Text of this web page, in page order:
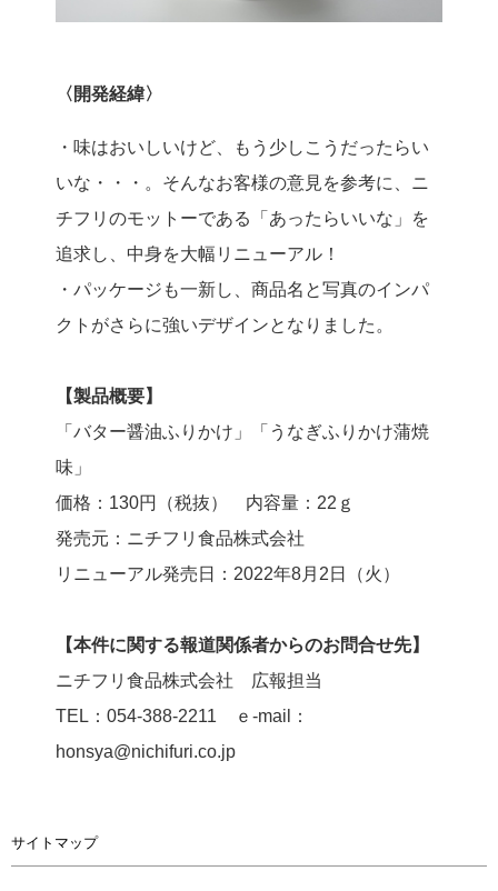
〈開発経緯〉
・味はおいしいけど、もう少しこうだったらい
いな・・・。そんなお客様の意見を参考に、ニ
チフリのモットーである「あったらいいな」を
追求し、中身を大幅リニューアル！
・パッケージも一新し、商品名と写真のインパ
クトがさらに強いデザインとなりました。
【製品概要】
「バター醤油ふりかけ」「うなぎふりかけ蒲焼
味」
価格：130円（税抜） 内容量：22ｇ
発売元：ニチフリ食品株式会社
リニューアル発売日：2022年8月2日（火）
【本件に関する報道関係者からのお問合せ先】
ニチフリ食品株式会社 広報担当
TEL：054-388-2211 ｅ-mail：
honsya@nichifuri.co.jp
サイトマップ